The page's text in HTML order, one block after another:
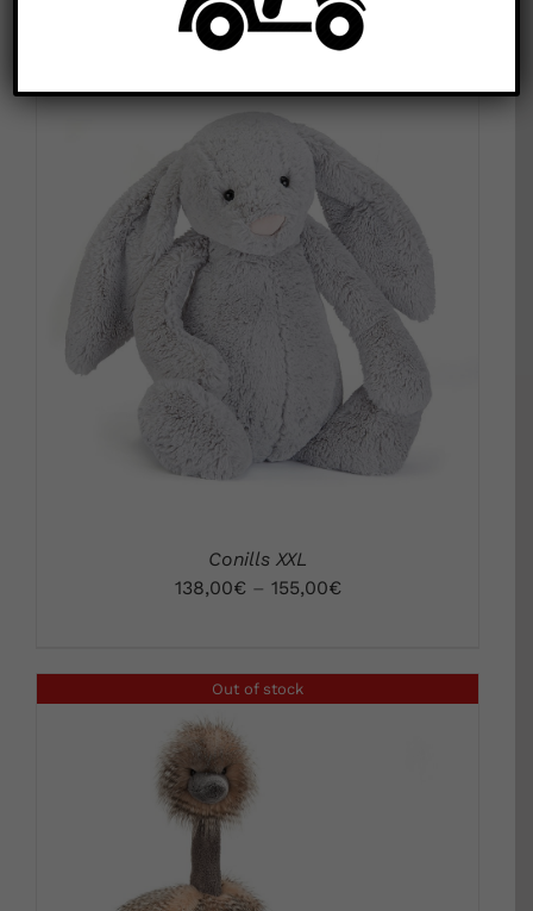
DETALLS
Conills XXL
138,00€– 155,00€
Out of stock
DETALLS